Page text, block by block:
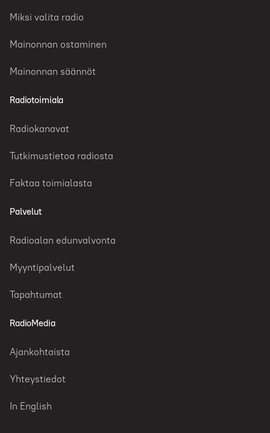
Miksi valita radio
Mainonnan ostaminen
Mainonnan säännöt
Radiotoimiala
Radiokanavat
Tutkimustietoa radiosta
Faktaa toimialasta
Palvelut
Radioalan edunvalvonta
Myyntipalvelut
Tapahtumat
RadioMedia
Ajankohtaista
Yhteystiedot
In English